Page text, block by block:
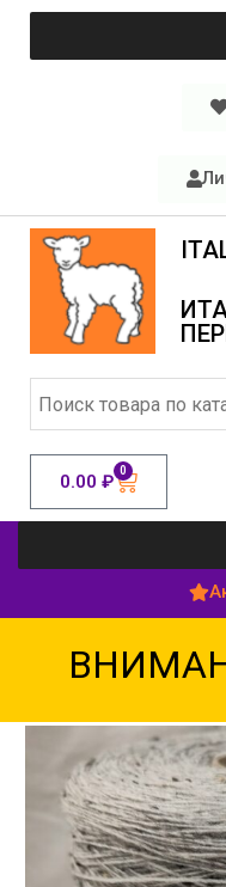
0.00 ₽ 0